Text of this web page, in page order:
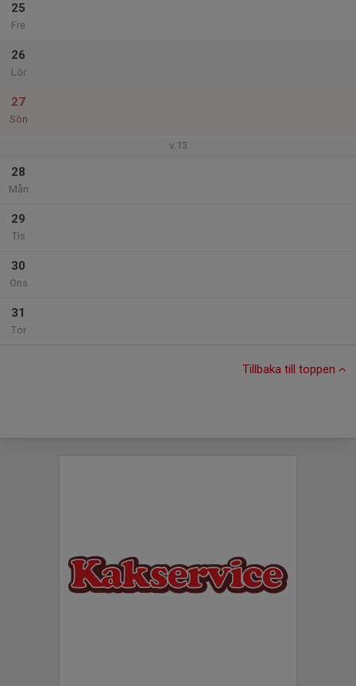
25
Fre
26
Lör
27
Sön
v.13
28
Mån
29
Tis
30
Ons
31
Tor
Tillbaka till toppen